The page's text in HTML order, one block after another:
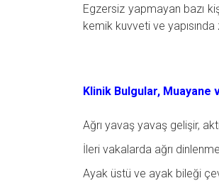
Egzersiz yapmayan bazı
kemik kuvveti ve
Klinik Bulgular, Muayane
Ağrı yavaş yavaş gelişir,
İleri vakalarda ağrı
Ayak üstü ve ayak bileği